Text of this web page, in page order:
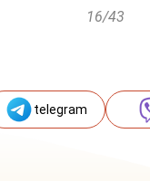
16/43
telegram